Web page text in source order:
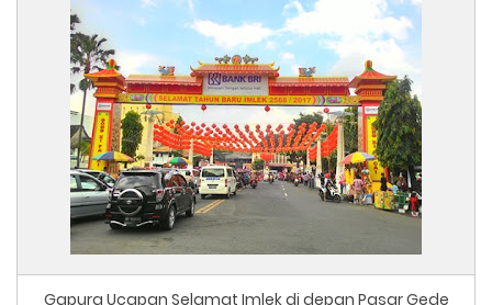
Gapura Ucapan Selamat Imlek di depan Pasar Gede